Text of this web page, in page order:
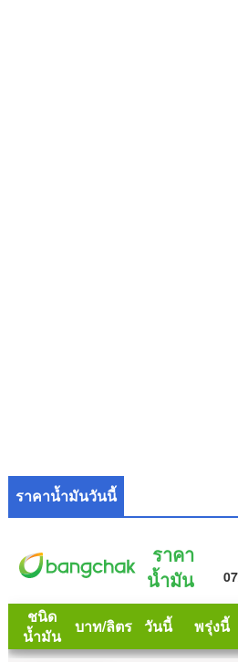
ราคาน้ำมันวันนี้